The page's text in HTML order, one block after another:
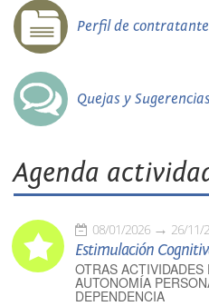
Perfil de contratante
Quejas y
Agenda
08/01/2026 26/11/
Estimulación
OTRAS
AUTONOMÍA
DEPENDENCIA